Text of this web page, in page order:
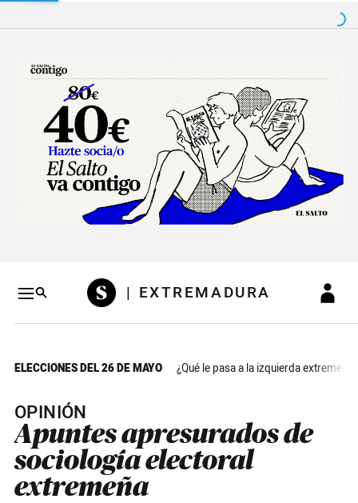
Salto a contenido
| EXTREMADURA
ELECCIONES DEL 26 DE MAYO ¿Qué le pasa a la izquierda extremeña?
OPINIÓN
Apuntes apresurados de
sociología electoral
extremeña